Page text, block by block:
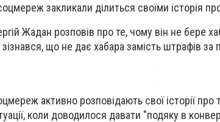
закликали ділиться своїми історія
Жадан розповів про те, чому він не бере
що не дає хабара замість штрафів
активно розповідають свої історії
коли доводилося давати "подяку в